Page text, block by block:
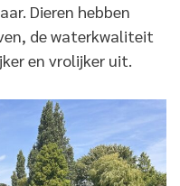
Dieren hebben
de waterkwaliteit
en vrolijker uit.